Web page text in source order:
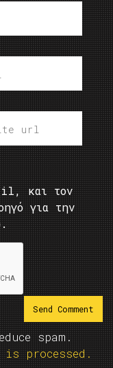
και τον
για την
spam.
is processed.